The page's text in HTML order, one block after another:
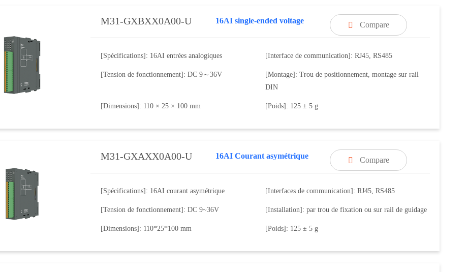
 Compare
M31-GXBXX0A00-U 16AI single-ended voltage
[Spécifications]: 16AI entrées analogiques [Interface de communication]: RJ45, RS485
[Tension de fonctionnement]: DC 9～36V
[Montage]: Trou de positionnement, montage sur rail
DIN
[Dimensions]: 110 × 25 × 100 mm [Poids]: 125 ± 5 g
 Compare
M31-GXAXX0A00-U 16AI Courant asymétrique
[Spécifications]: 16AI courant asymétrique [Interfaces de communication]: RJ45, RS485
[Tension de fonctionnement]: DC 9~36V [Installation]: par trou de fixation ou sur rail de guidage
[Dimensions]: 110*25*100 mm [Poids]: 125 ± 5 g